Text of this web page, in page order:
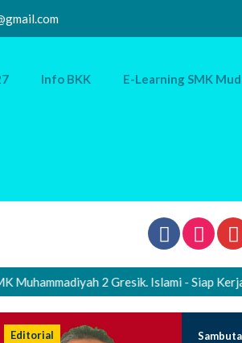
Info BKK E-Learning SMK
2 Gresik. Islami - Siap Kerja -
Editorial